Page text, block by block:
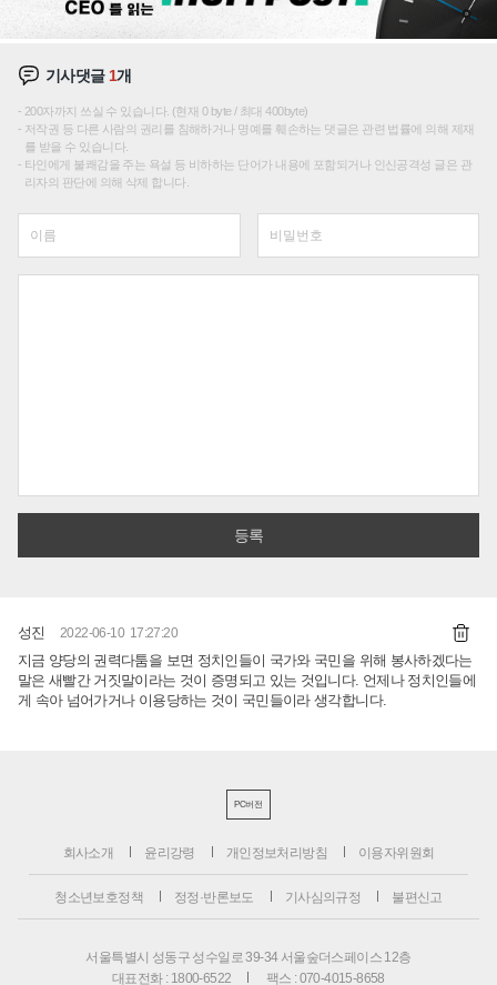
기사댓글 1개
200자까지 쓰실 수 있습니다. (현재 0 byte / 최대 400byte)
저작권 등 다른 사람의 권리를 침해하거나 명예를 훼손하는 댓글은 관련 법률에 의해 제재
를 받을 수 있습니다.
타인에게 불쾌감을 주는 욕설 등 비하하는 단어가 내용에 포함되거나 인신공격성 글은 관
리자의 판단에 의해 삭제 합니다.
성진 2022-06-10 17:27:20
지금 양당의 권력다툼을 보면 정치인들이 국가와 국민을 위해 봉사하겠다는
말은 새빨간 거짓말이라는 것이 증명되고 있는 것입니다. 언제나 정치인들에
게 속아 넘어가거나 이용당하는 것이 국민들이라 생각합니다.
PC버전
회사소개 윤리강령 개인정보처리방침 이용자위원회
청소년보호정책 정정·반론보도 기사심의규정 불편신고
서울특별시 성동구 성수일로 39-34 서울숲더스페이스 12층
대표전화 : 1800-6522
팩스 : 070-4015-8658